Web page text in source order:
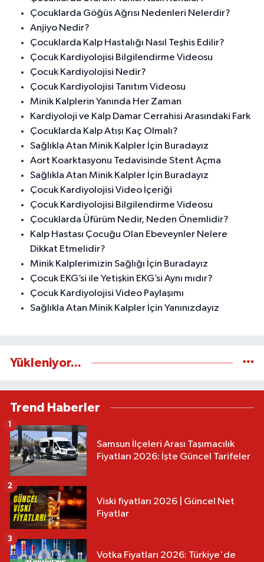
Çocuklarda Göğüs Ağrısı Nedenleri Nelerdir?
Anjiyo Nedir?
Çocuklarda Kalp Hastalığı Nasıl Teşhis Edilir?
Çocuk Kardiyolojisi Bilgilendirme Videosu
Çocuk Kardiyolojisi Nedir?
Çocuk Kardiyolojisi Tanıtım Videosu
Minik Kalplerin Yanında Her Zaman
Kardiyoloji ve Kalp Damar Cerrahisi Arasındaki Fark
Çocuklarda Kalp Atışı Kaç Olmalı?
Sağlıkla Atan Minik Kalpler İçin Buradayız
Aort Koarktasyonu Tedavisinde Stent Açma
Sağlıkla Atan Minik Kalpler İçin Buradayız
Çocuk Kardiyolojisi Video İçeriği
Çocuk Kardiyolojisi Bilgilendirme Videosu
Çocuklarda Üfürüm Nedir, Neden Önemlidir?
Kalp Hastası Çocuğu Olan Ebeveynler Nelere
Dikkat Etmelidir?
Minik Kalplerimizin Sağlığı İçin Buradayız
Çocuk EKG’si ile Yetişkin EKG’si Aynı mıdır?
Çocuk Kardiyolojisi Video Paylaşımı
Sağlıkla Atan Minik Kalpler İçin Yanınızdayız
Yükleniyor...
Trend Haberler
Samsun İlçeleri Arası Taşımacılık
Fiyatları 2026: İşte Güncel Tarifeler
1
Viski fiyatları 2026 | Güncel Net
Fiyatlar
2
Votka Fiyatları 2026: Türkiye'de
3